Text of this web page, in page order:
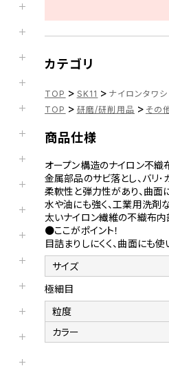
カテゴリ
TOP > SK11 > ナイロンタワ
TOP > 研磨/研削用品 > その
商品仕様
オープン構造のナイロン不織
金属部品のサビ落とし、バリ･
柔軟性と弾力性があり、曲面
水や油にも強く、工業用洗剤
太いナイロン繊維の不織布
●ここがポイント！
目詰まりしにくく、曲面にも使
サイズ
極細目
粒度
カラー